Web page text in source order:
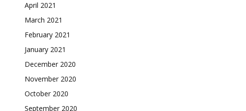
April 2021
March 2021
February 2021
January 2021
December 2020
November 2020
October 2020
September 2020